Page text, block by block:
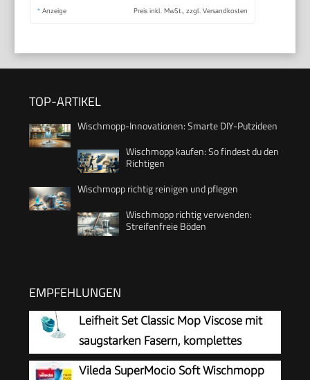
* Anzeige Preis inkl. MwSt., zzgl. Versandkosten
TOP-ARTIKEL
Wischmopp-Innovationen: Smarte DIY-Putzideen
Wischmopp kaufen: So findest du den
Richtigen
Wischmopp richtig reinigen und pflegen
Wischmopp richtig verwenden:
Streifenfreie Böden
EMPFEHLUNGEN
Leifheit Set Classic Mop Viscose mit
saugstarken Fasern, komplettes
Wischset mit Wischmopp und Eimer, Wischer mit
Vileda SuperMocio Soft Wischmopp